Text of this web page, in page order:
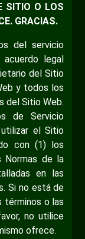
SITIO O LOS
GRACIAS.
del servicio
acuerdo legal
del Sitio
y todos los
del Sitio Web.
de Servicio
el Sitio
con (1) los
Normas de la
en las
Si no está de
términos o las
no utilice
ofrece.